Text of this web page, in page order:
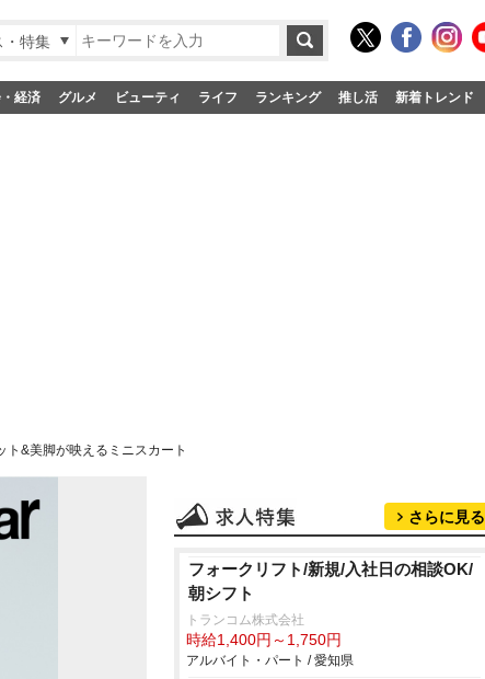
・特集
経済 グルメ ビューティ ライフ ランキング 推し活 新着トレンド
ト&美脚が映えるミニスカート
さらに見る
フォークリフト/新規/入社日の相談OK/
朝シフト
トランコム株式会社
時給1,400円～1,750円
アルバイト・パート / 愛知県